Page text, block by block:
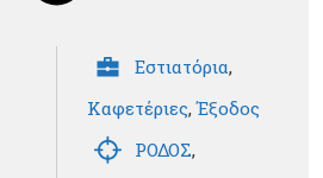
Εστιατόρια,
Καφετέριες,Έξοδος
ΡΟΔΟΣ,